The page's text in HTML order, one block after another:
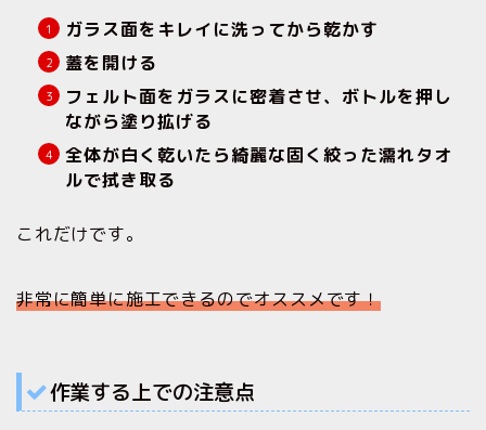
ガラス面をキレイに洗ってから乾かす
蓋を開ける
フェルト面をガラスに密着させ、ボトルを押し
ながら塗り拡げる
全体が白く乾いたら綺麗な固く絞った濡れタオ
ルで拭き取る
これだけです。
非常に簡単に施工できるのでオススメです！
作業する上での注意点